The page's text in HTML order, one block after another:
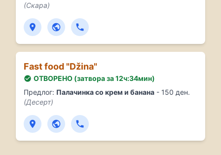
(Скара)
Fast food "Džina"
ОТВОРЕНО (затвора за 12ч:34мин)
Предлог: Палачинка со крем и банана - 150 ден.
(Десерт)